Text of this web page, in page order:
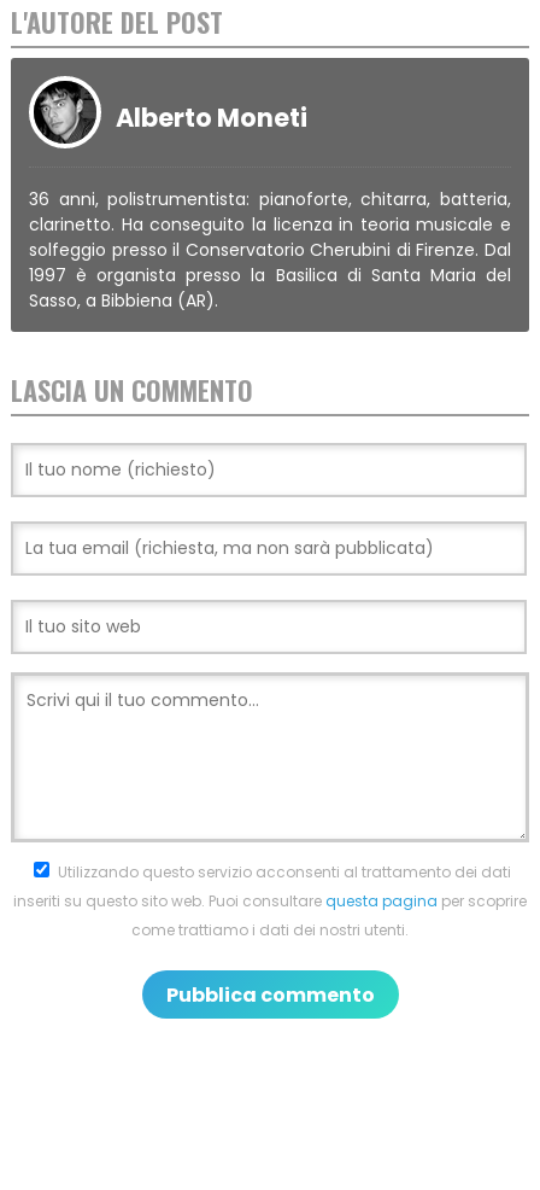
L'AUTORE DEL POST
Alberto Moneti
36 anni, polistrumentista: pianoforte, chitarra, batteria,
clarinetto. Ha conseguito la licenza in teoria musicale e
solfeggio presso il Conservatorio Cherubini di Firenze. Dal
1997 è organista presso la Basilica di Santa Maria del
Sasso, a Bibbiena (AR).
LASCIA UN COMMENTO
Utilizzando questo servizio acconsenti al trattamento dei dati
inseriti su questo sito web. Puoi consultarequesta pagina per scoprire
come trattiamo i dati dei nostri utenti.